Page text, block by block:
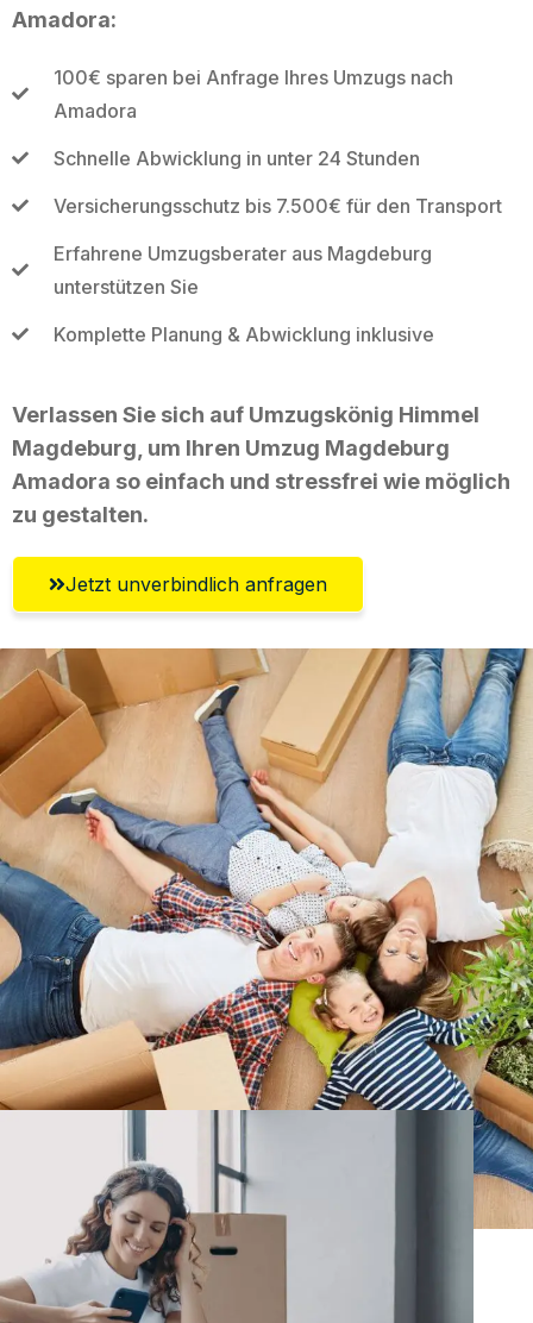
Amadora:
100€ sparen bei Anfrage Ihres Umzugs nach
Amadora
Schnelle Abwicklung in unter 24 Stunden
Versicherungsschutz bis 7.500€ für den Transport
Erfahrene Umzugsberater aus Magdeburg
unterstützen Sie
Komplette Planung & Abwicklung inklusive
Verlassen Sie sich auf Umzugskönig Himmel
Magdeburg, um Ihren Umzug Magdeburg
Amadora so einfach und stressfrei wie möglich
zu gestalten.
Jetzt unverbindlich anfragen